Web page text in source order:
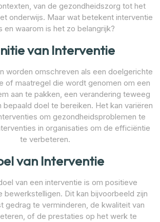
van de gezondheidszorg tot het
onderwijs. Maar wat betekent interventie
en waarom is het zo belangrijk?
van Interventie
worden omschreven als een doelgerichte
of maatregel die wordt genomen om een
aan te pakken, een verandering teweeg
doel te bereiken. Het kan variëren
om gezondheidsproblemen te
in organisaties om de efficiëntie
te verbeteren.
van Interventie
van een interventie is om positieve
bewerkstelligen. Dit kan bijvoorbeeld zijn
gedrag te verminderen, de kwaliteit van
of de prestaties op het werk te